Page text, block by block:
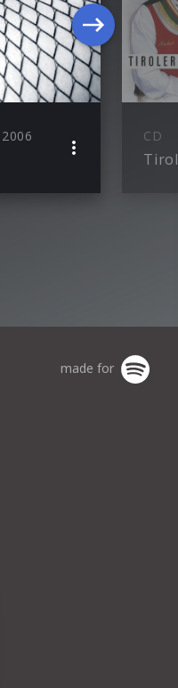
2006 CD